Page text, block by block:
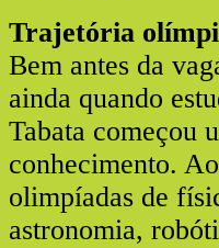
Trajetória
Bem antes da
ainda quando
Tabata começou
conhecimento.
olimpíadas de
astronomia,